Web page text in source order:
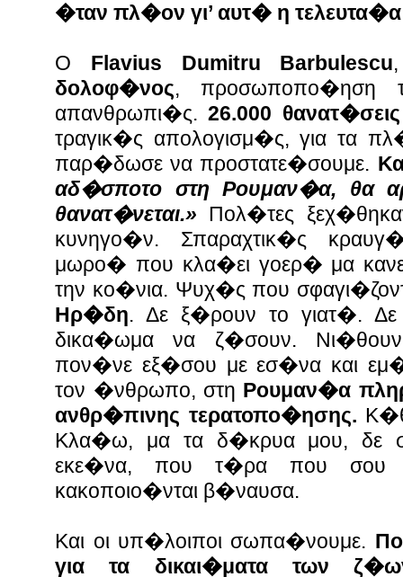
�ταν πλ�ον γι’ αυτ� η
Ο Flavius Dumitru Barbulescu
δολοφ�νος, προσωποπο�ηση
απανθρωπι�ς.26.000
τραγικ�ς απολογισμ�ς, για τα
παρ�δωσε να προστατε�σουμε.
αδ�σποτο στη Ρουμαν�α, θα
θανατ�νεται.» Πολ�τες
κυνηγο�ν. Σπαραχτικ�ς
μωρο� που κλα�ει γοερ� μα
την κο�νια. Ψυχ�ς που
Ηρ�δη. Δε ξ�ρουν το γιατ�.
δικα�ωμα να ζ�σουν.
πον�νε εξ�σου με εσ�να και
τον �νθρωπο, στη Ρουμαν�α
ανθρ�πινης τερατοπο�ησης.
Κλα�ω, μα τα δ�κρυα μου, δε
εκε�να, που τ�ρα που σου
κακοποιο�νται β�ναυσα.
Και οι υπ�λοιποι σωπα�νουμε.
για τα δικαι�ματα των